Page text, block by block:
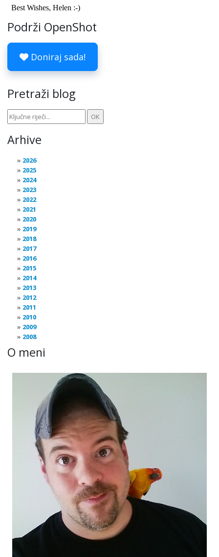
Podrži OpenShot
Doniraj sada!
Pretraži blog
Arhive
2026
2025
2024
2023
2022
2021
2020
2019
2018
2017
2016
2015
2014
2013
2012
2011
2010
2009
2008
O meni